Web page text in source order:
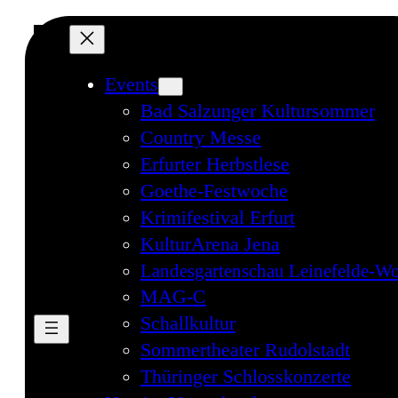
Events
Bad Salzunger Kultursommer
Country Messe
Erfurter Herbstlese
Goethe-Festwoche
Krimifestival Erfurt
KulturArena Jena
Landesgartenschau Leinefelde-
MAG-C
Schallkultur
Sommertheater Rudolstadt
Thüringer Schlosskonzerte